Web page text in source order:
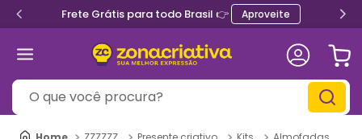
Frete Grátis para todo Brasil 👉 Aproveite
O que você procura?